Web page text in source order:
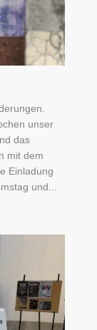
unser
das
mit dem
Einladung
und